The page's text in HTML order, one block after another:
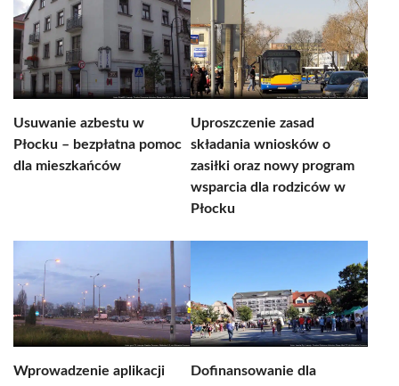
Usuwanie azbestu w
Płocku – bezpłatna pomoc
dla mieszkańców
Uproszczenie zasad
składania wniosków o
zasiłki oraz nowy program
wsparcia dla rodziców w
Płocku
Wprowadzenie aplikacji
Dofinansowanie dla